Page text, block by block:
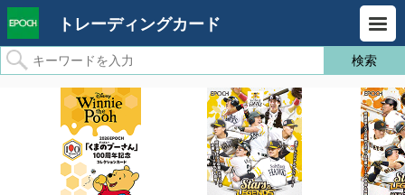
トレーディングカード